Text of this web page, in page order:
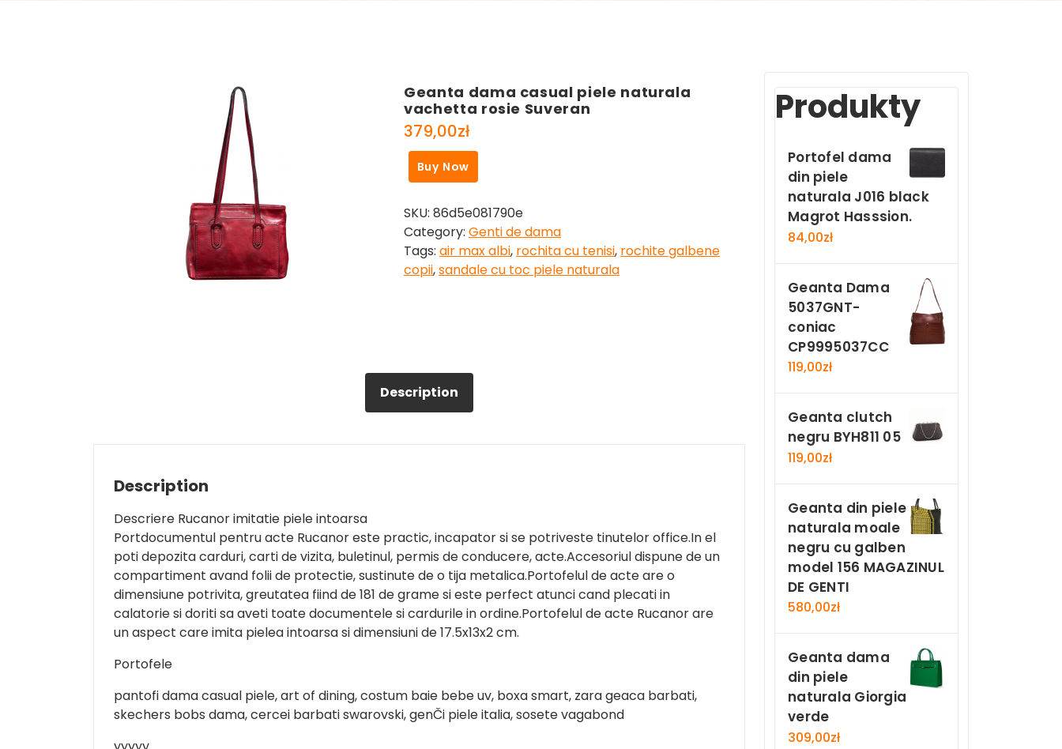
Geanta dama casual piele naturala
vachetta rosie Suveran
379,00zł
Buy Now
SKU: 86d5e081790e
Category: Genti de dama
Tags: air max albi, rochita cu tenisi, rochite galbene
copii,sandale cu toc piele naturala
Description
Description
Descriere Rucanor imitatie piele intoarsa
Portdocumentul pentru acte Rucanor este practic, incapator si se potriveste tinutelor office.In el
poti depozita carduri, carti de vizita, buletinul, permis de conducere, acte.Accesoriul dispune de un
compartiment avand folii de protectie, sustinute de o tija metalica.Portofelul de acte are o
dimensiune potrivita, greutatea fiind de 181 de grame si este perfect atunci cand plecati in
calatorie si doriti sa aveti toate documentele si cardurile in ordine.Portofelul de acte Rucanor are
un aspect care imita pielea intoarsa si dimensiuni de 17.5x13x2 cm.
Portofele
pantofi dama casual piele, art of dining, costum baie bebe uv, boxa smart, zara geaca barbati,
skechers bobs dama, cercei barbati swarovski, genČi piele italia, sosete vagabond
Produkty
Portofel dama
din piele
naturala J016 black
Magrot Hasssion.
84,00zł
Geanta Dama
5037GNT-
coniac
CP9995037CC
119,00zł
Geanta clutch
negru BYH811 05
119,00zł
Geanta din piele
naturala moale
negru cu galben
model 156 MAGAZINUL
DE GENTI
580,00zł
Geanta dama
din piele
naturala Giorgia
verde
309,00zł